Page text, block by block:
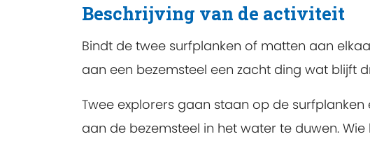
Beschrijving van de activiteit
Bindt de twee surfplanken of matten aan
aan een bezemsteel een zacht ding wat blijft
Twee explorers gaan staan op de
aan de bezemsteel in het water te duwen.